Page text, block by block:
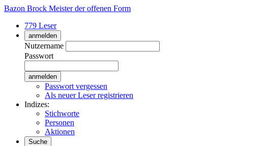
Bazon Brock Meister der offenen Form
779 Leser
anmelden
Nutzername
Passwort
Passwort vergessen
Als neuer Leser registrieren
Indizes:
Stichworte
Personen
Aktionen
Suche